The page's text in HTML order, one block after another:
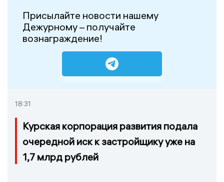
Присылайте новости нашему
Дежурному – получайте
вознаграждение!
18:31
Курская корпорация развития подала
очередной иск к застройщику уже на
1,7 млрд рублей